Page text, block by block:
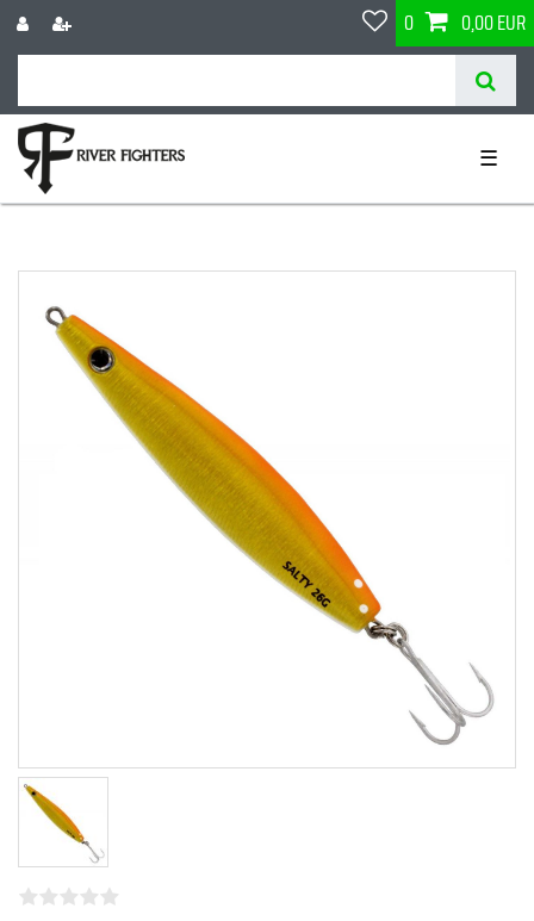
0 0,00 EUR
☰